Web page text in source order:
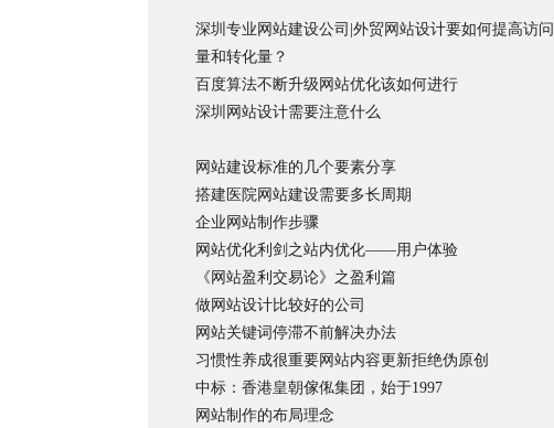
深圳专业网站建设公司|外贸网站设计要如何提高访问
量和转化量？
百度算法不断升级网站优化该如何进行
深圳网站设计需要注意什么
网站建设标准的几个要素分享
搭建医院网站建设需要多长周期
企业网站制作步骤
网站优化利剑之站内优化——用户体验
《网站盈利交易论》之盈利篇
做网站设计比较好的公司
网站关键词停滞不前解决办法
习惯性养成很重要网站内容更新拒绝伪原创
中标：香港皇朝傢俬集团，始于1997
网站制作的布局理念